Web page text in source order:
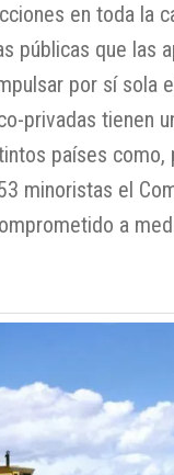
en toda la
públicas que las
por sí sola
privadas tienen
países
minoristas el
a